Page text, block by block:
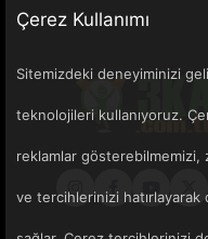
Çerez Kullanımı
Sitemizdeki deneyiminizi
teknolojileri kullanıyoruz.
reklamlar
ve tercihlerinizi hatırlayarak